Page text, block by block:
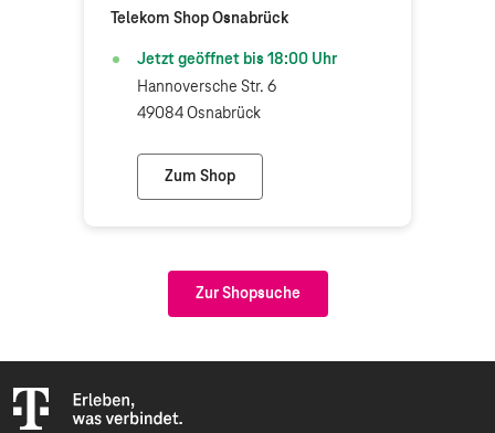
Telekom Shop Osnabrück
Jetzt geöffnet bis 18:00 Uhr
Hannoversche Str. 6
49084 Osnabrück
Zum Shop
Telekom Shop Osnabrück
Zur Shopsuche